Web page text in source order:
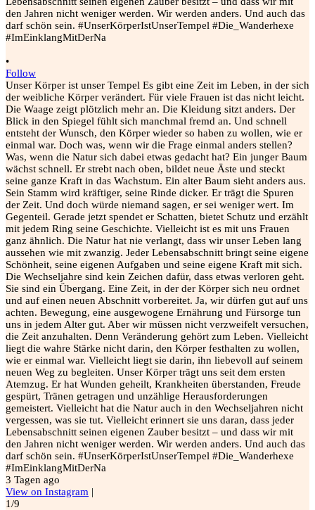
•
Follow
Unser Körper ist unser Tempel Es gibt eine Zeit im Leben, in der sich
der weibliche Körper verändert. Für viele Frauen ist das nicht leicht.
Die Waage zeigt plötzlich mehr an. Die Kleidung sitzt anders. Der
Blick in den Spiegel fühlt sich manchmal fremd an. Und schnell
entsteht der Wunsch, den Körper wieder so haben zu wollen, wie er
einmal war. Doch was, wenn wir die Frage einmal anders stellen?
Was, wenn die Natur sich dabei etwas gedacht hat? Ein junger Baum
wächst schnell. Er strebt nach oben, bildet neue Äste und steckt
seine ganze Kraft in das Wachstum. Ein alter Baum sieht anders aus.
Sein Stamm wird kräftiger, seine Rinde dicker. Er trägt die Spuren
der Zeit. Und doch würde niemand sagen, er sei weniger wert. Im
Gegenteil. Gerade jetzt spendet er Schatten, bietet Schutz und erzählt
mit jedem Ring seine Geschichte. Vielleicht ist es mit uns Frauen
ganz ähnlich. Die Natur hat nie verlangt, dass wir unser Leben lang
aussehen wie mit zwanzig. Jeder Lebensabschnitt bringt seine eigene
Schönheit, seine eigenen Aufgaben und seine eigene Kraft mit sich.
Die Wechseljahre sind kein Zeichen dafür, dass etwas verloren geht.
Sie sind ein Übergang. Eine Zeit, in der der Körper sich neu ordnet
und auf einen neuen Abschnitt vorbereitet. Ja, wir dürfen gut auf uns
achten. Bewegung, eine ausgewogene Ernährung und Fürsorge tun
uns in jedem Alter gut. Aber wir müssen nicht verzweifelt versuchen,
die Zeit anzuhalten. Denn Veränderung gehört zum Leben. Vielleicht
liegt die wahre Stärke nicht darin, den Körper festhalten zu wollen,
wie er einmal war. Vielleicht liegt sie darin, ihn liebevoll auf seinem
neuen Weg zu begleiten. Unser Körper trägt uns seit dem ersten
Atemzug. Er hat Wunden geheilt, Krankheiten überstanden, Freude
gespürt, Tränen getragen und unzählige Herausforderungen
gemeistert. Vielleicht hat die Natur auch in den Wechseljahren nicht
vergessen, was sie tut. Vielleicht erinnert sie uns daran, dass jeder
Lebensabschnitt seinen eigenen Zauber besitzt – und dass wir mit
den Jahren nicht weniger werden. Wir werden anders. Und auch das
darf schön sein. #UnserKörperIstUnserTempel #Die_Wanderhexe
#ImEinklangMitDerNa
3 Tagen ago
View on Instagram |
1/9